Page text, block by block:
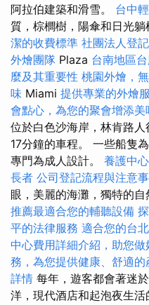
阿拉伯建築和滑雪。 台中
質，棕櫚樹，陽傘和日光躺
潔的收費標準 社團法人登
外燴團隊 Plaza 台南地區
麼及其重要性 桃園外燴，
味 Miami 提供專業的外燴
會點心，為您的聚會增添美
位於白色沙海岸，林肯路
17分鐘的車程。 一些船隻
專門為成人設計。 養護中
長者 公司登記流程與注意
眼，美麗的海灘，獨特的自
推薦最適合您的輔聽設備
平的法律服務 適合您的台
中心費用詳細介紹，助您做
務，為您提供健康、舒適的
詳情 每年，遊客都會著迷
洋，現代酒店和起泡夜生活